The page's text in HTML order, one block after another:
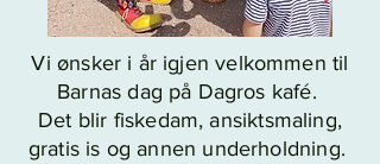
Vi ønsker i år igjen velkommen til
Barnas dag på Dagros kafé.
Det blir fiskedam, ansiktsmaling,
gratis is og annen underholdning.